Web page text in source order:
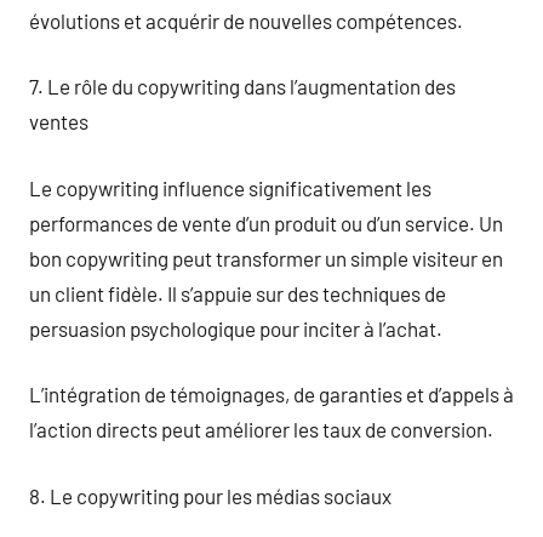
évolutions et acquérir de nouvelles compétences.
7. Le rôle du copywriting dans l’augmentation des
ventes
Le copywriting influence significativement les
performances de vente d’un produit ou d’un service. Un
bon copywriting peut transformer un simple visiteur en
un client fidèle. Il s’appuie sur des techniques de
persuasion psychologique pour inciter à l’achat.
L’intégration de témoignages, de garanties et d’appels à
l’action directs peut améliorer les taux de conversion.
8. Le copywriting pour les médias sociaux